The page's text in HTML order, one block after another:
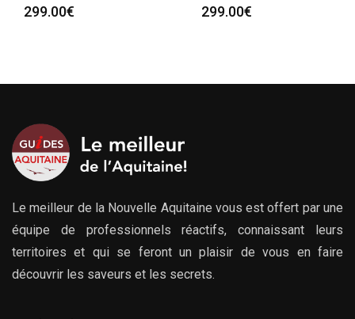
299.00€ 299.00€
Le meilleur de la Nouvelle Aquitaine vous est offert par une
équipe de professionnels réactifs, connaissant leurs
territoires et qui se feront un plaisir de vous en faire
découvrir les saveurs et les secrets.